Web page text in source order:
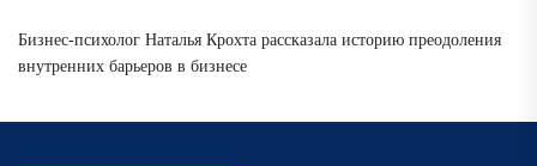
Бизнес-психолог Наталья Крохта рассказала историю преодоления
внутренних барьеров в бизнесе